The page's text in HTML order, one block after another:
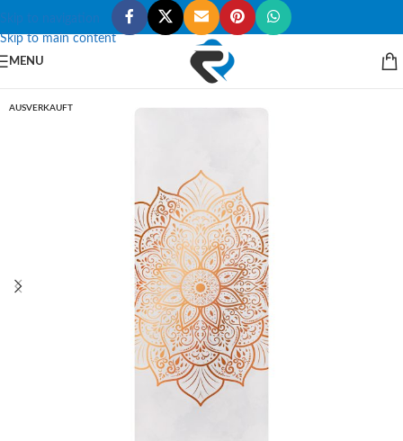
Skip to navigation
Skip to main content
MENU
AUSVERKAUFT